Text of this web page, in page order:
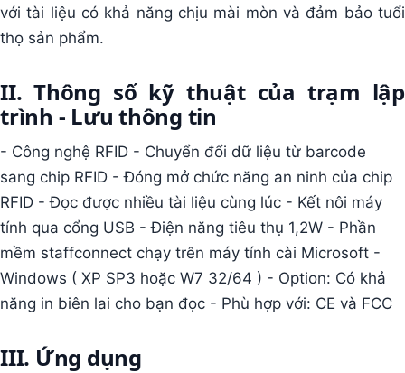
với tài liệu có khả năng chịu mài mòn và đảm bảo tuổi
thọ sản phẩm.
II. Thông số kỹ thuật của trạm lập
trình - Lưu thông tin
- Công nghệ RFID - Chuyển đổi dữ liệu từ barcode
sang chip RFID - Đóng mở chức năng an ninh của chip
RFID - Đọc được nhiều tài liệu cùng lúc - Kết nôi máy
tính qua cổng USB - Điện năng tiêu thụ 1,2W - Phần
mềm staffconnect chạy trên máy tính cài Microsoft -
Windows ( XP SP3 hoặc W7 32/64 ) - Option: Có khả
năng in biên lai cho bạn đọc - Phù hợp với: CE và FCC
III. Ứng dụng